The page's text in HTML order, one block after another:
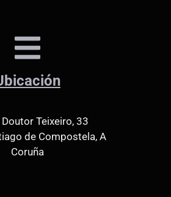
Doutor Teixeiro, 33
de Compostela, A
Coruña